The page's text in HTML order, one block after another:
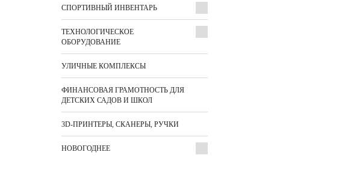
СПОРТИВНЫЙ ИНВЕНТАРЬ
ТЕХНОЛОГИЧЕСКОЕ
ОБОРУДОВАНИЕ
УЛИЧНЫЕ КОМПЛЕКСЫ
ФИНАНСОВАЯ ГРАМОТНОСТЬ ДЛЯ
ДЕТСКИХ САДОВ И ШКОЛ
3D-ПРИНТЕРЫ, СКАНЕРЫ, РУЧКИ
НОВОГОДНЕЕ